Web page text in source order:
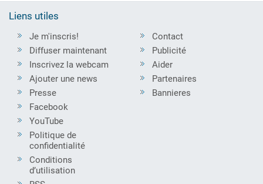
Liens utiles
Je m'inscris!
Diffuser maintenant
Inscrivez la webcam
Ajouter une news
Presse
Contact
Publicité
Aider
Partenaires
Bannieres
Facebook
YouTube
Politique de
confidentialité
Conditions
d’utilisation